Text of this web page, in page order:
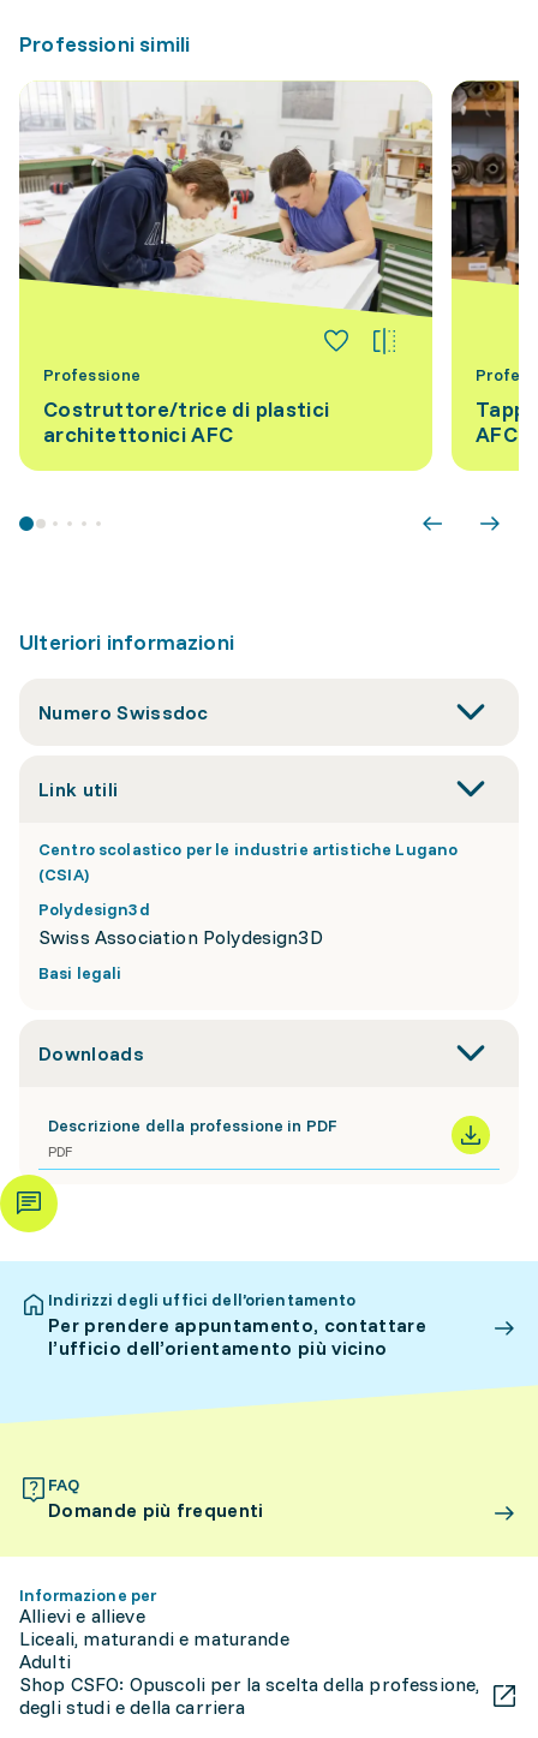
Professioni simili
Professione
Costruttore/trice di plastici
architettonici AFC
AFC
Ulteriori informazioni
Numero Swissdoc
Link utili
Centro scolastico per le industrie artistiche Lugano
(CSIA)
Polydesign3d
Swiss Association Polydesign3D
Basi legali
Downloads
Descrizione della professione in PDF
PDF
Indirizzi degli uffici dell’orientamento
Per prendere appuntamento, contattare
l’ufficio dell’orientamento più vicino
FAQ
Domande più frequenti
Informazione per
Allievi e allieve
Liceali, maturandi e maturande
Adulti
Shop CSFO: Opuscoli per la scelta della professione,
degli studi e della carriera